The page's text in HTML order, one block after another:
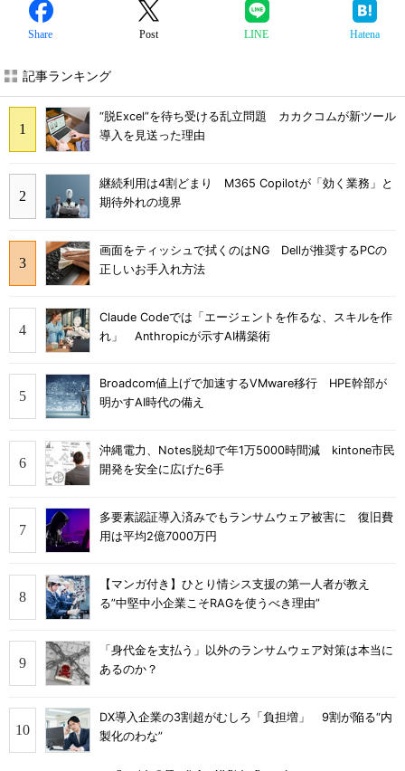
Share Post LINE Hatena
記事ランキング
“脱Excel”を待ち受ける乱立問題 カカクコムが新ツール
導入を見送った理由
継続利用は4割どまり M365 Copilotが「効く業務」と
期待外れの境界
画面をティッシュで拭くのはNG Dellが推奨するPCの
正しいお手入れ方法
Claude Codeでは「エージェントを作るな、スキルを作
れ」 Anthropicが示すAI構築術
Broadcom値上げで加速するVMware移行 HPE幹部が
明かすAI時代の備え
沖縄電力、Notes脱却で年1万5000時間減 kintone市民
開発を安全に広げた6手
多要素認証導入済みでもランサムウェア被害に 復旧費
用は平均2億7000万円
【マンガ付き】ひとり情シス支援の第一人者が教え
る”中堅中小企業こそRAGを使うべき理由”
「身代金を支払う」以外のランサムウェア対策は本当に
あるのか？
DX導入企業の3割超がむしろ「負担増」 9割が陥る“内
製化のわな”